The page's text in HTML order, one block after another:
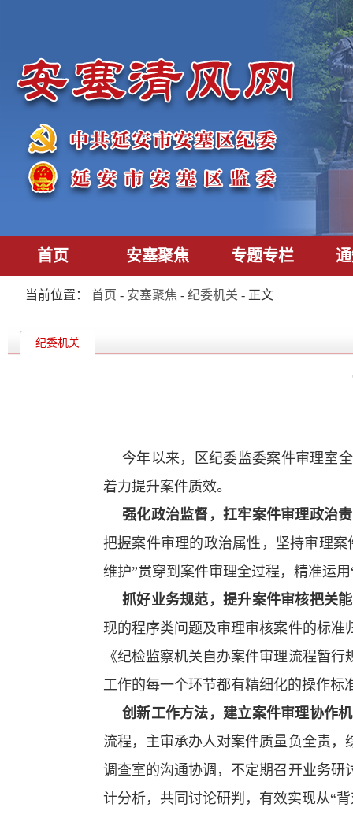
首页 安塞聚焦 专题专栏
当前位置： 首页 - 安塞聚焦 - 纪委机关 - 正文
纪委机关
今年以来，区纪委监委案件审理室
着力提升案件质效。
强化政治监督，扛牢案件审理政治
把握案件审理的政治属性，坚持审理
维护”贯穿到案件审理全过程，精准运
抓好业务规范，提升案件审核把关
现的程序类问题及审理审核案件的标
《纪检监察机关自办案件审理流程暂
工作的每一个环节都有精细化的操作
创新工作方法，建立案件审理协作
流程，主审承办人对案件质量负全责
调查室的沟通协调，不定期召开业务
计分析，共同讨论研判，有效实现从“